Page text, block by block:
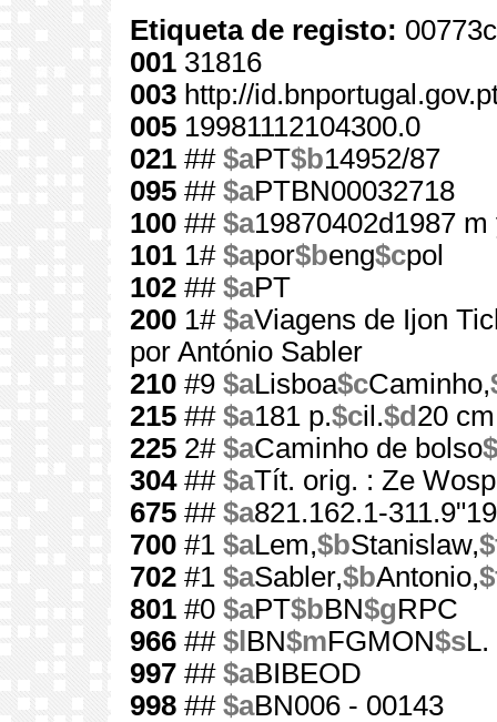
Etiqueta de registo:
001 31816
003 http://
005 19981112104300.0
021 ## $aPT$b14952/87
095 ## $aPTBN00032718
100 ## $a19870402d1987
101 1# $apor$beng$cpol
102 ## $aPT
200 1# $aViagens de Ijon
por António Sabler
210 #9 $aLisboa$cCaminho,
215 ## $a181 p.$cil.$d 20 cm
225 2# $aCaminho de bolso
304## $aTít. orig. : Ze
675 ## $a821.162.1-
700 #1 $aLem,$bStanislaw,
702 #1 $aSabler,$bAntonio,
801 #0 $aPT$bBN$gRPC
966 ## $l BN$mFGMON$sL.
997 ## $aBIBEOD
998 ## $aBN006 - 00143